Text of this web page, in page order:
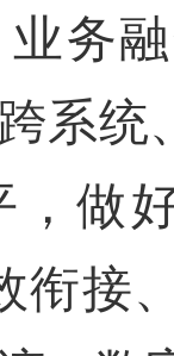
务
系统
，做
衔接